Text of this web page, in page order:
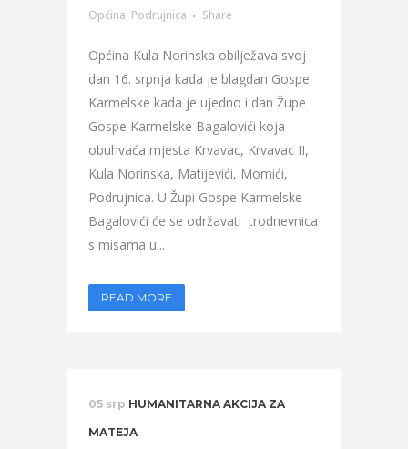
Općina, Podrujnica Share
Općina Kula Norinska obilježava svoj
dan 16. srpnja kada je blagdan Gospe
Karmelske kada je ujedno i dan Župe
Gospe Karmelske Bagalovići koja
obuhvaća mjesta Krvavac, Krvavac II,
Kula Norinska, Matijevići, Momići,
Podrujnica. U Župi Gospe Karmelske
Bagalovići će se održavati trodnevnica
s misama u...
READ MORE
05 srp HUMANITARNA AKCIJA ZA
MATEJA